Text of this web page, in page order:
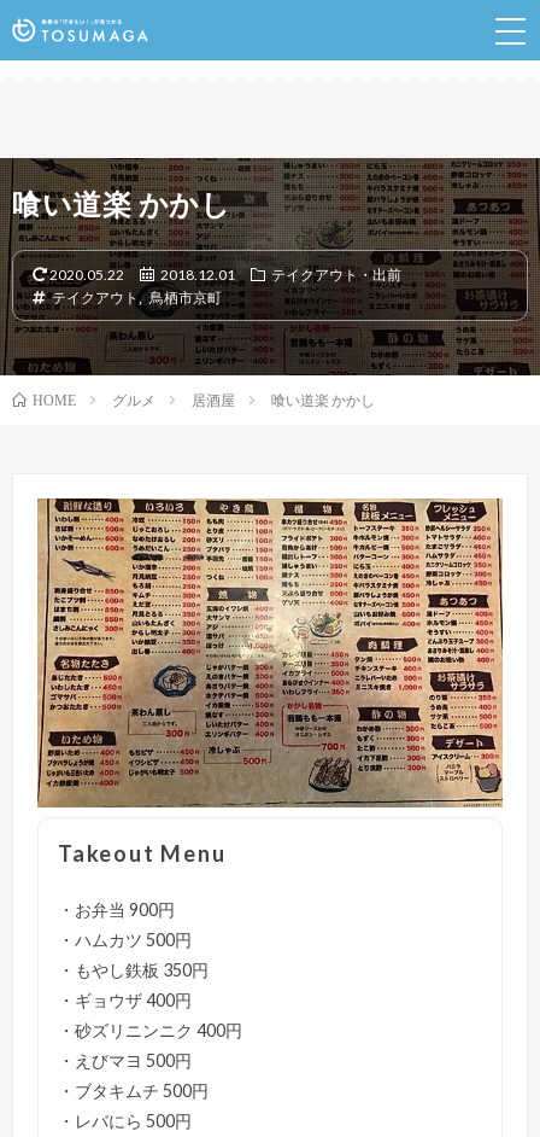
喰い道楽 かかし
2020.05.22 2018.12.01
テイクアウト・出前
テイクアウト,鳥栖市京町
HOME グルメ 居酒屋 喰い道楽 かかし
Takeout Menu
・お弁当 900円
・ハムカツ 500円
・もやし鉄板 350円
・ギョウザ 400円
・砂ズリニンニク 400円
・えびマヨ 500円
・ブタキムチ 500円
・レバにら 500円